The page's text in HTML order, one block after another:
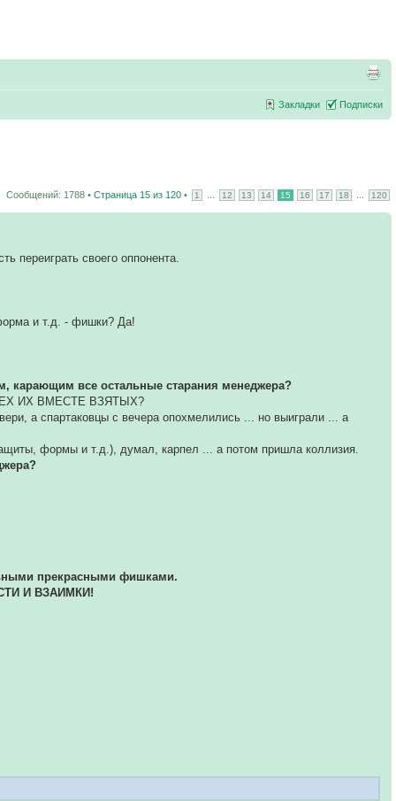
Закладки Подписки
Сообщений: 1788 • Страница 15 из 120 • 1 12 13 14 15 16 17 18 120
своего оппонента.
и т.д. - фишки? Да!
карающим все остальные старания менеджера?
ВСЕХ ИХ ВМЕСТЕ ВЗЯТЫХ?
а спартаковцы с вечера опохмелились ... но выиграли ... а
формы и т.д.), думал, карпел ... а потом пришла коллизия.
прекрасными фишками.
И ВЗАИМКИ!